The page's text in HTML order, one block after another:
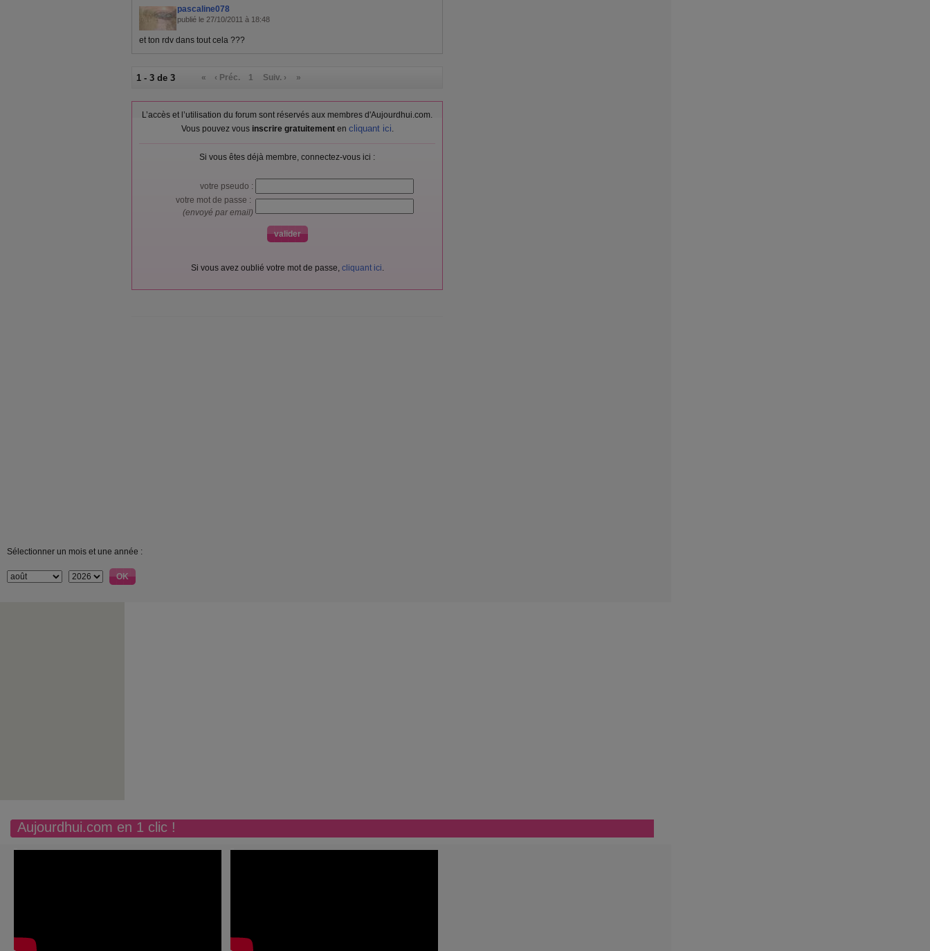
pascaline078
publié le 27/10/2011 à 18:48
et ton rdv dans tout cela ???
1 - 3 de 3 « ‹ Préc. 1 Suiv. › »
L’accès et l’utilisation du forum sont réservés aux membres d'Aujourdhui.com.
Vous pouvez vous inscrire gratuitementen cliquant ici.
Si vous êtes déjà membre, connectez-vous ici :
votre pseudo :
votre mot de passe :
(envoyé par email)
Si vous avez oublié votre mot de passe, cliquant ici.
Sélectionner un mois et une année :
Aujourdhui.com en 1 clic !